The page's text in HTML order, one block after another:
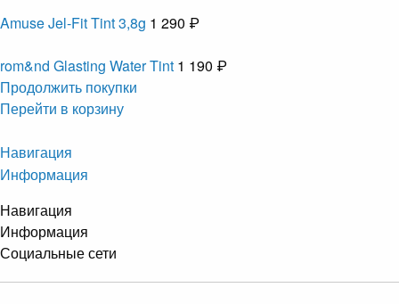
Amuse Jel-Fit Tint 3,8g 1 290 ₽
rom&nd Glasting Water Tint 1 190 ₽
Продолжить покупки
Перейти в корзину
Навигация
Информация
Навигация
Информация
Социальные сети